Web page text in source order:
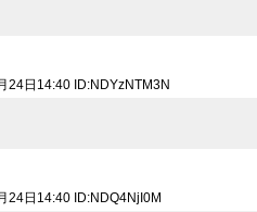
24日14:40 ID:NDYzNTM3N
24日14:40 ID:NDQ4NjI0M